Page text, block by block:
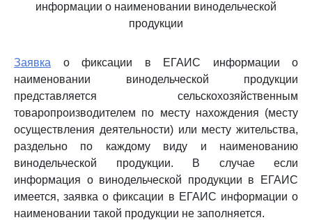
информации о наименовании винодельческой
продукции
Заявка о фиксации в ЕГАИС информации о
наименовании винодельческой продукции
представляется сельскохозяйственным
товаропроизводителем по месту нахождения (месту
осуществления деятельности) или месту жительства,
раздельно по каждому виду и наименованию
винодельческой продукции. В случае если
информация о винодельческой продукции в ЕГАИС
имеется, заявка о фиксации в ЕГАИС информации о
наименовании такой продукции не заполняется.